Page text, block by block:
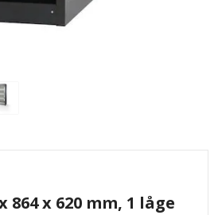
x 620 mm, 1 låge